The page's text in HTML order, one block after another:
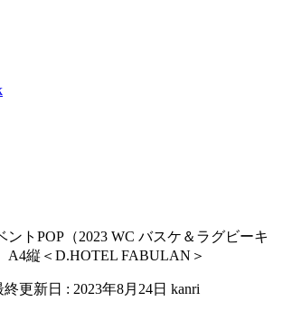
ントPOP（2023 WC バスケ＆ラグビーキ
A4縦＜D.HOTEL FABULAN＞
終更新日 : 2023年8月24日 kanri